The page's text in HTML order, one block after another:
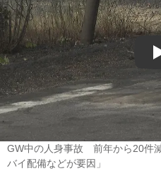
GW中の人身事故 前年から20件
バイ配備などが要因」